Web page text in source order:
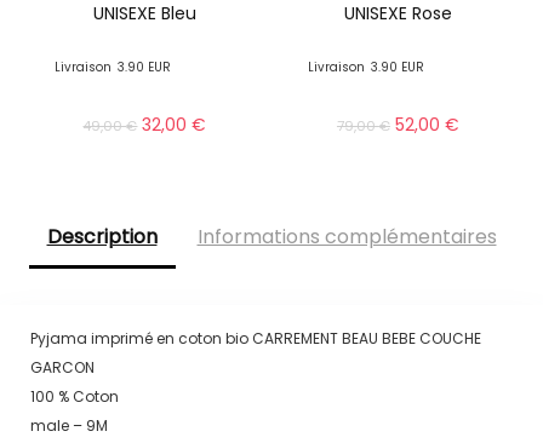
UNISEXE Bleu
Livraison 3.90 EUR
49,00€ 32,00€
UNISEXE Rose
Livraison 3.90 EUR
79,00€ 52,00 €
Description Informations complémentaires
Pyjama imprimé en coton bio CARREMENT BEAU BEBE COUCHE
GARCON
100 % Coton
male – 9M